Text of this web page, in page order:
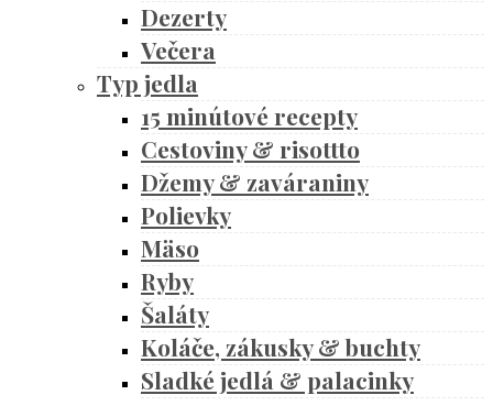
Dezerty
Večera
Typ jedla
15 minútové recepty
Cestoviny & risottto
Džemy & zaváraniny
Polievky
Mäso
Ryby
Šaláty
Koláče, zákusky & buchty
Sladké jedlá & palacinky